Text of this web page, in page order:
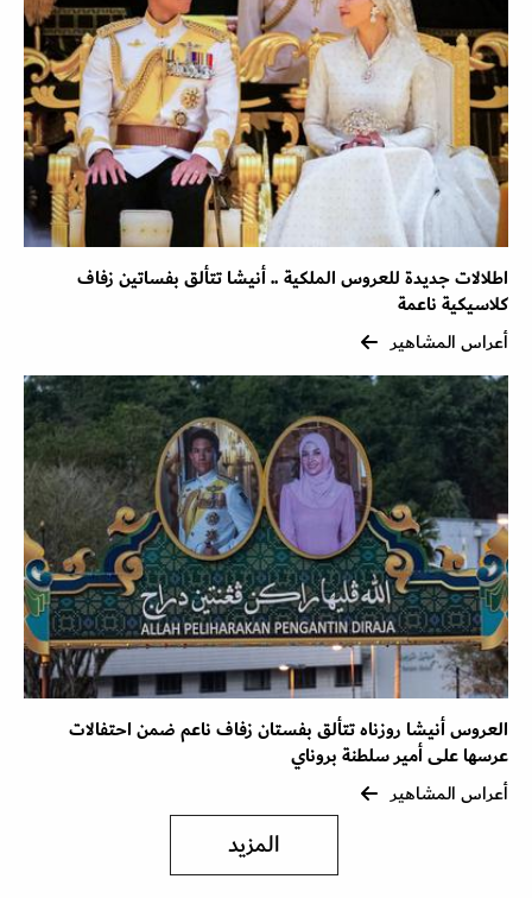
اطلالات جديدة للعروس الملكية .. أنيشا تتألق بفساتين زفاف
كلاسيكية ناعمة
أعراس المشاهير
العروس أنيشا روزناه تتألق بفستان زفاف ناعم ضمن احتفالات
عرسها على أمير سلطنة بروناي
أعراس المشاهير
المزيد